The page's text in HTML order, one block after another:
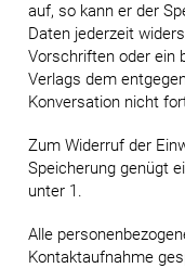
auf, so kann er der
Daten jederzeit
Vorschriften oder ein
Verlags dem
Konversation nicht
Zum Widerruf der
Speicherung genügt
unter 1.
Alle
Kontaktaufnahme